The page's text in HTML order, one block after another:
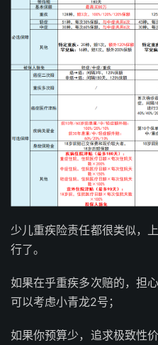
少儿重疾险责任都很类似，
行了。
如果在乎重疾多次赔的，担
可以考虑小青龙2号；
如果你预算少，追求极致性